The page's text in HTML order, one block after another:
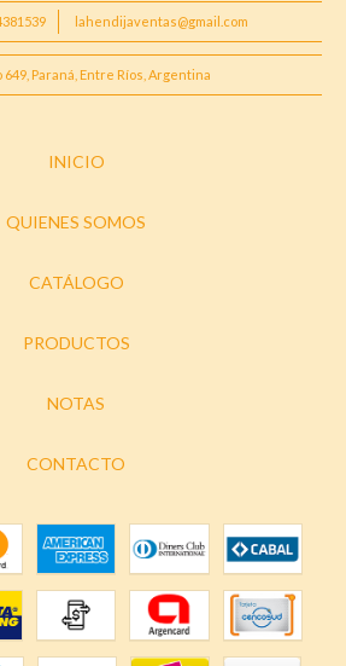
lahendijaventas@gmail.com
Paraná, Entre Ríos, Argentina
INICIO
QUIENES SOMOS
CATÁLOGO
PRODUCTOS
NOTAS
CONTACTO